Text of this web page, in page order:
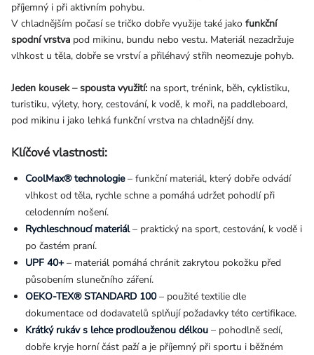
příjemný i při aktivním pohybu.
V chladnějším počasí se tričko dobře využije také jako funkční
spodní vrstva pod mikinu, bundu nebo vestu. Materiál nezadržuje
vlhkost u těla, dobře se vrství a přiléhavý střih neomezuje pohyb.
Jeden kousek – spousta využití: na sport, trénink, běh, cyklistiku,
turistiku, výlety, hory, cestování, k vodě, k moři, na paddleboard,
pod mikinu i jako lehká funkční vrstva na chladnější dny.
Klíčové vlastnosti:
CoolMax® technologie– funkční materiál, který dobře odvádí
vlhkost od těla, rychle schne a pomáhá udržet pohodlí při
celodenním nošení.
Rychleschnoucí materiál– praktický na sport, cestování, k vodě i
po častém praní.
UPF 40+– materiál pomáhá chránit zakrytou pokožku před
působením slunečního záření.
OEKO-TEX® STANDARD 100– použité textilie dle
dokumentace od dodavatelů splňují požadavky této certifikace.
Krátký rukáv s lehce prodlouženou délkou – pohodlně sedí,
dobře kryje horní část paží a je příjemný při sportu i běžném